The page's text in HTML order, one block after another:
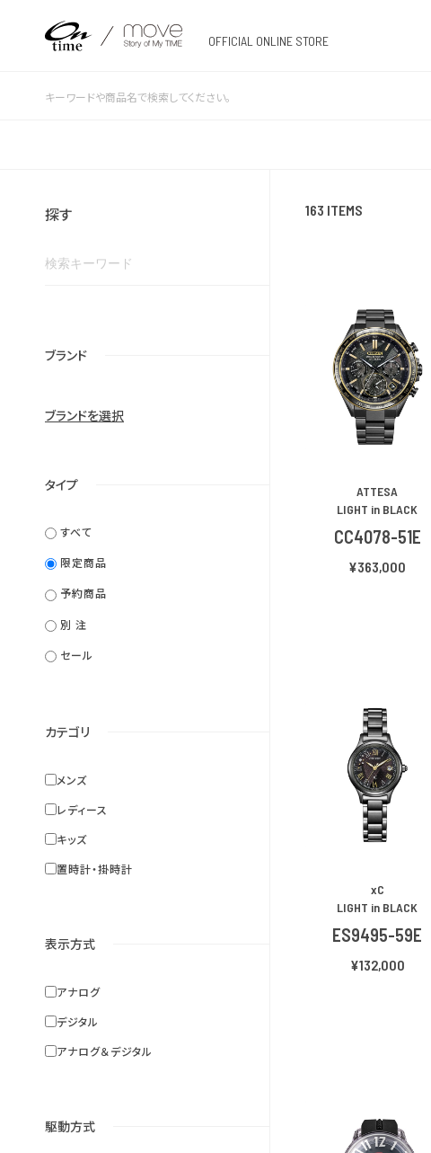
OFFICIAL ONLINE STORE
探す
ブランド
ブランドを選択
タイプ
すべて
限定商品
予約商品
別 注
セール
カテゴリ
メンズ
レディース
キッズ
置時計・掛時計
表示方式
アナログ
デジタル
アナログ＆デジタル
駆動方式
163 ITEMS
ATTESA
LIGHT in BLACK
CC4078-51E
¥363,000
xC
LIGHT in BLACK
ES9495-59E
¥132,000